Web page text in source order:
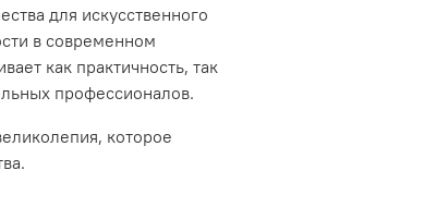
для искусственного
в современном
как практичность, так
профессионалов.
которое